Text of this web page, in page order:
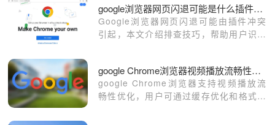
google浏览器网页闪退可能是什么插件引起的
Google浏览器网页闪退可能由插件冲突
引起，本文介绍排查技巧，帮助用户识别
google Chrome浏览器视频播放流畅性优化教程
google Chrome浏览器支持视频播放流
畅性优化，用户可通过缓存优化和格式调